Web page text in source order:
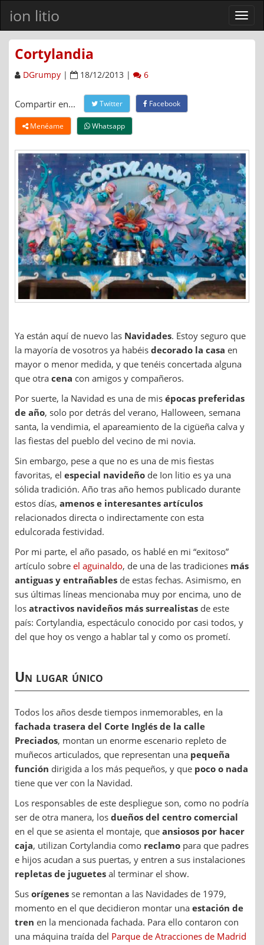
ion litio
Ver
menú
Cortylandia
DGrumpy | 18/12/2013 | 6
Compartir en... Twitter Facebook
Menéame Whatsapp
Ya están aquí de nuevo las Navidades. Estoy seguro que
la mayoría de vosotros ya habéis decorado la casa en
mayor o menor medida, y que tenéis concertada alguna
que otra cena con amigos y compañeros.
Por suerte, la Navidad es una de mis épocas preferidas
de año, solo por detrás del verano, Halloween, semana
santa, la vendimia, el apareamiento de la cigüeña calva y
las fiestas del pueblo del vecino de mi novia.
Sin embargo, pese a que no es una de mis fiestas
favoritas, el especial navideño de Ion litio es ya una
sólida tradición. Año tras año hemos publicado durante
estos días, amenos e interesantes artículos
relacionados directa o indirectamente con esta
edulcorada festividad.
Por mi parte, el año pasado, os hablé en mi “exitoso”
artículo sobre el aguinaldo, de una de las tradiciones más
antiguas y entrañables de estas fechas. Asimismo, en
sus últimas líneas mencionaba muy por encima, uno de
los atractivos navideños más surrealistas de este
país: Cortylandia, espectáculo conocido por casi todos, y
del que hoy os vengo a hablar tal y como os prometí.
Un lugar único
Todos los años desde tiempos inmemorables, en la
fachada trasera del Corte Inglés de la calle
Preciados, montan un enorme escenario repleto de
muñecos articulados, que representan una pequeña
función dirigida a los más pequeños, y que poco o nada
tiene que ver con la Navidad.
Los responsables de este despliegue son, como no podría
ser de otra manera, los dueños del centro comercial
en el que se asienta el montaje, que ansiosos por hacer
caja, utilizan Cortylandia como reclamo para que padres
e hijos acudan a sus puertas, y entren a sus instalaciones
repletas de juguetes al terminar el show.
Sus orígenes se remontan a las Navidades de 1979,
momento en el que decidieron montar una estación de
tren en la mencionada fachada. Para ello contaron con
una máquina traída del Parque de Atracciones de Madrid